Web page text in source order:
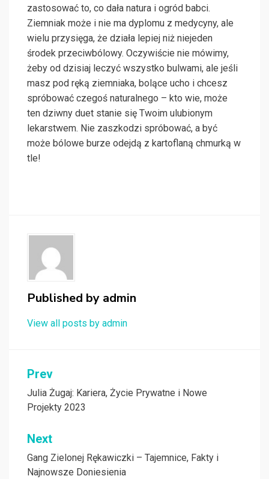
zastosować to, co dała natura i ogród babci.
Ziemniak może i nie ma dyplomu z medycyny, ale
wielu przysięga, że działa lepiej niż niejeden
środek przeciwbólowy. Oczywiście nie mówimy,
żeby od dzisiaj leczyć wszystko bulwami, ale jeśli
masz pod ręką ziemniaka, bolące ucho i chcesz
spróbować czegoś naturalnego – kto wie, może
ten dziwny duet stanie się Twoim ulubionym
lekarstwem. Nie zaszkodzi spróbować, a być
może bólowe burze odejdą z kartoflaną chmurką w
tle!
Published by admin
View all posts by admin
Nawigacja
wpisu
Prev
Julia Żugaj: Kariera, Życie Prywatne i Nowe
Projekty 2023
Next
Gang Zielonej Rękawiczki – Tajemnice, Fakty i
Najnowsze Doniesienia